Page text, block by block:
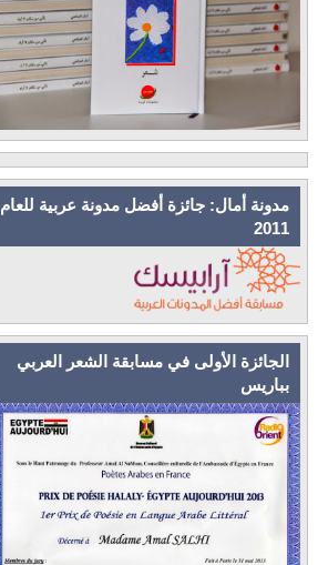
مدونة أمال: جائزة أفضل مدونة عربية للعام
2011
الجائزة الأولى في مسابقة الشعر العربي
بباريس